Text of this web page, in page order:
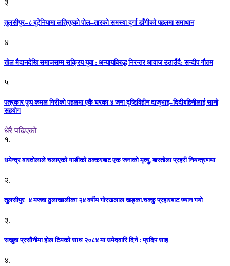
३
तुलसीपुर–८ बुटेनियामा लत्रिएको पोल–तारको समस्या दुर्गा डाँगीको पहलमा समाधान
४
खेल मैदानदेखि समाजसम्म सक्रिय युवा : अन्यायविरुद्ध निरन्तर आवाज उठाउँदै: सन्दीप गौतम
५
पत्रकार पुष्प कमल गिरीको पहलमा एकै घरका ४ जना दृष्टिविहीन दाजुभाइ–दिदीबहिनीलाई सानो
सहयोग
धेरै पढिएको
१.
धमेन्द्र बास्तोलाले चलाएको गाडीको ठक्करबाट एक जनाको मृत्यु, बास्तोला प्रहरी नियन्त्रणमा
२.
तुलसीपुर–४ मजवा ठुलाखालीका २४ वर्षीय गोरखलाल खड्का.चक्कु प्रहारबाट ज्यान गयो
३.
सखुवा प्रसौनीमा होल टिमको साथ २०८४ मा उमेदवारि दिने : प्रदिप साह
४.